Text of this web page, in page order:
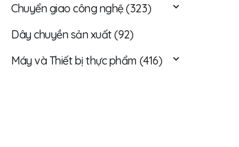
Chuyển giao công nghệ(323)
Dây chuyền sản xuất(92)
Máy và Thiết bị thực phẩm (416)